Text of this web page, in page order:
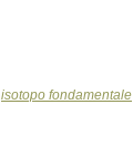
isotopo fondamentale